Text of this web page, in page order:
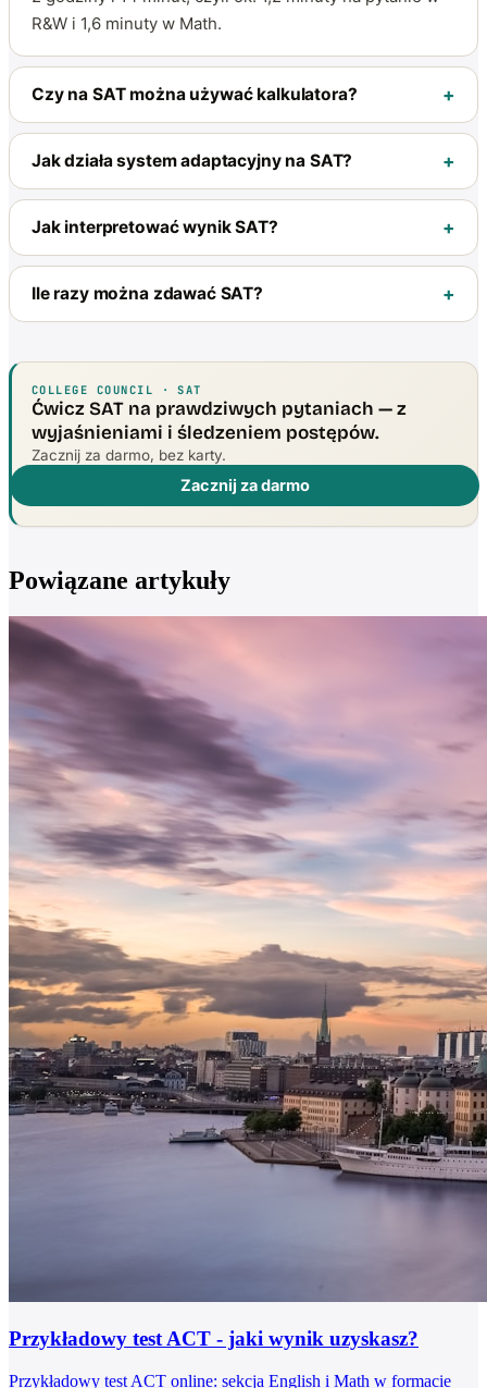
R&W i 1,6 minuty w Math.
Czy na SAT można używać kalkulatora?
Jak działa system adaptacyjny na SAT?
Jak interpretować wynik SAT?
Ile razy można zdawać SAT?
COLLEGE COUNCIL · SAT
Ćwicz SAT na prawdziwych pytaniach — z
wyjaśnieniami i śledzeniem postępów.
Zacznij za darmo, bez karty.
Zacznij za darmo
Powiązane artykuły
Przykładowy test ACT - jaki wynik uzyskasz?
Przykładowy test ACT online: sekcja English i Math w formacie